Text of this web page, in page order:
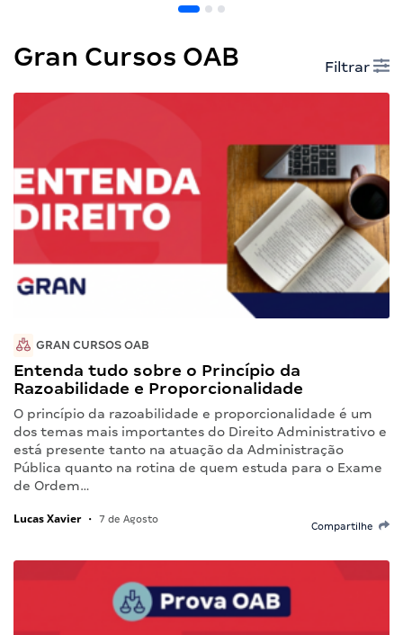
Gran Cursos OAB Filtrar
GRAN CURSOS OAB
Entenda tudo sobre o Princípio da
Razoabilidade e Proporcionalidade
O princípio da razoabilidade e proporcionalidade é um
dos temas mais importantes do Direito Administrativo e
está presente tanto na atuação da Administração
Pública quanto na rotina de quem estuda para o Exame
de Ordem…
Lucas Xavier • 7 de Agosto
Compartilhe